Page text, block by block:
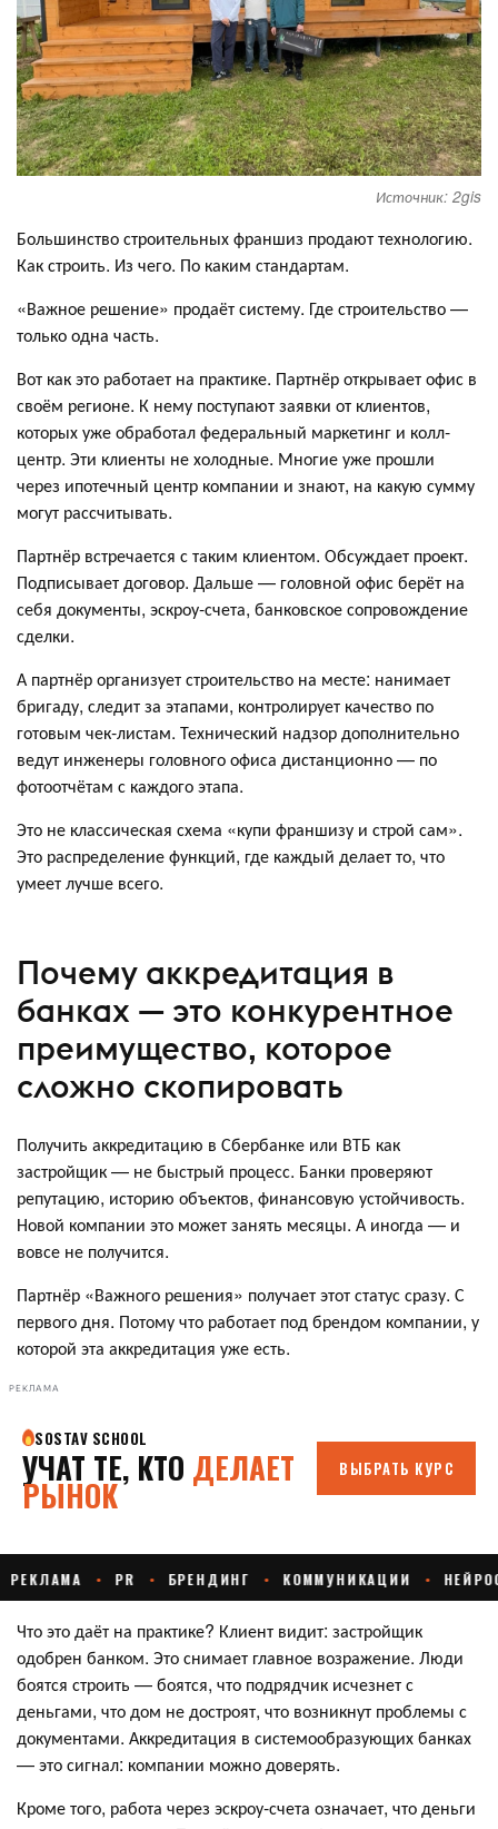
Источник: 2gis
Большинство строительных франшиз продают технологию.
Как строить. Из чего. По каким стандартам.
«Важное решение» продаёт систему. Где строительство —
только одна часть.
Вот как это работает на практике. Партнёр открывает офис в
своём регионе. К нему поступают заявки от клиентов,
которых уже обработал федеральный маркетинг и колл-
центр. Эти клиенты не холодные. Многие уже прошли
через ипотечный центр компании и знают, на какую сумму
могут рассчитывать.
Партнёр встречается с таким клиентом. Обсуждает проект.
Подписывает договор. Дальше — головной офис берёт на
себя документы, эскроу-счета, банковское сопровождение
сделки.
А партнёр организует строительство на месте: нанимает
бригаду, следит за этапами, контролирует качество по
готовым чек-листам. Технический надзор дополнительно
ведут инженеры головного офиса дистанционно — по
фотоотчётам с каждого этапа.
Это не классическая схема «купи франшизу и строй сам».
Это распределение функций, где каждый делает то, что
умеет лучше всего.
Почему аккредитация в
банках — это конкурентное
преимущество, которое
сложно скопировать
Получить аккредитацию в Сбербанке или ВТБ как
застройщик — не быстрый процесс. Банки проверяют
репутацию, историю объектов, финансовую устойчивость.
Новой компании это может занять месяцы. А иногда — и
вовсе не получится.
Партнёр «Важного решения» получает этот статус сразу. С
первого дня. Потому что работает под брендом компании, у
которой эта аккредитация уже есть.
РЕКЛАМА
Что это даёт на практике? Клиент видит: застройщик
одобрен банком. Это снимает главное возражение. Люди
боятся строить — боятся, что подрядчик исчезнет с
деньгами, что дом не достроят, что возникнут проблемы с
документами. Аккредитация в системообразующих банках
— это сигнал: компании можно доверять.
Кроме того, работа через эскроу-счета означает, что деньги